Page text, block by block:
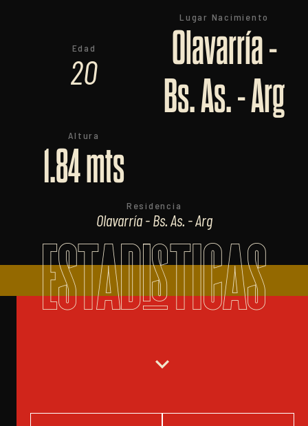
Edad
20
Lugar Nacimiento
Olavarría -
Bs. As. - Arg
Altura
1.84 mts
Residencia
Olavarría - Bs. As. - Arg
ESTADISTICAS
expand_more